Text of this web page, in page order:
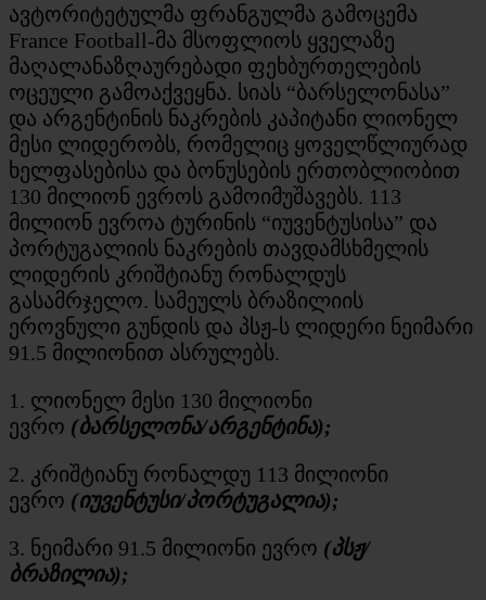
ავტორიტეტულმა ფრანგულმა გამოცემა
France Football-მა მსოფლიოს ყველაზე
მაღალანაზღაურებადი ფეხბურთელების
ოცეული გამოაქვეყნა. სიას “ბარსელონასა”
და არგენტინის ნაკრების კაპიტანი ლიონელ
მესი ლიდერობს, რომელიც ყოველწლიურად
ხელფასებისა და ბონუსების ერთობლიობით
130 მილიონ ევროს გამოიმუშავებს. 113
მილიონ ევროა ტურინის “იუვენტუსისა” და
პორტუგალიის ნაკრების თავდამსხმელის
ლიდერის კრიშტიანუ რონალდუს
გასამრჯელო. სამეულს ბრაზილიის
ეროვნული გუნდის და პსჟ-ს ლიდერი ნეიმარი
91.5 მილიონით ასრულებს.
1. ლიონელ მესი 130 მილიონი
ევრო (ბარსელონა/არგენტინა);
2. კრიშტიანუ რონალდუ 113 მილიონი
ევრო (იუვენტუსი/პორტუგალია);
3. ნეიმარი 91.5 მილიონი ევრო (პსჟ/
ბრაზილია);